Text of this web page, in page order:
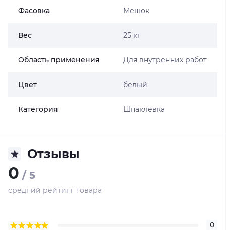
Фасовка Мешок
Вес 25 кг
Область применения Для внутренних работ
Цвет белый
Категория Шпаклевка
Отзывы
0 / 5
средний рейтинг товара
0